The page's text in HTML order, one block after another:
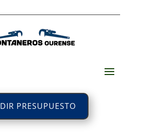
PRESUPUESTO